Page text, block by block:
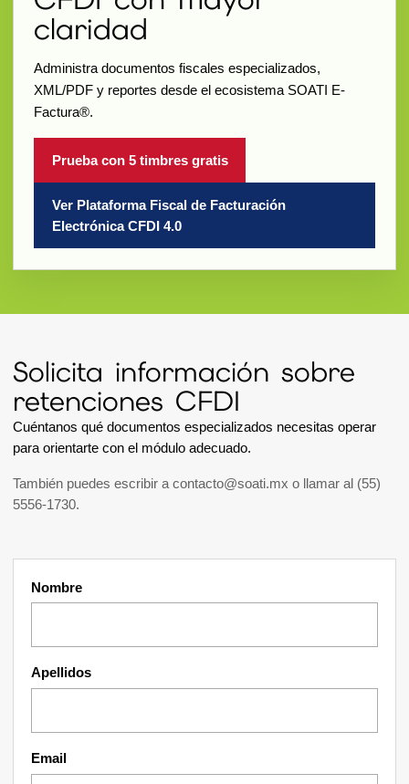
claridad
Administra documentos fiscales especializados,
XML/PDF y reportes desde el ecosistema SOATI E-
Factura®.
Prueba con 5 timbres gratis
Ver Plataforma Fiscal de Facturación
Electrónica CFDI 4.0
Solicita información sobre
retenciones CFDI
Cuéntanos qué documentos especializados necesitas operar
para orientarte con el módulo adecuado.
También puedes escribir a contacto@soati.mx o llamar al (55)
5556-1730.
Nombre
Apellidos
Email